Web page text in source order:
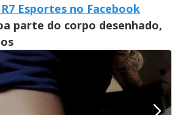
Esportes no Facebook
parte do corpo desenhado,